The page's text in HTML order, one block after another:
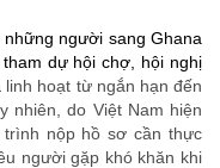
người sang Ghana
dự hội chợ, hội nghị
linh hoạt từ ngắn hạn đến
nhiên, do Việt Nam hiện
nộp hồ sơ cần thực
người gặp khó khăn khi